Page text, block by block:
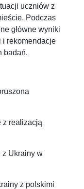
Podczas
główne wyniki
i rekomendacje
badań.
realizacją
Ukrainy w
z polskimi